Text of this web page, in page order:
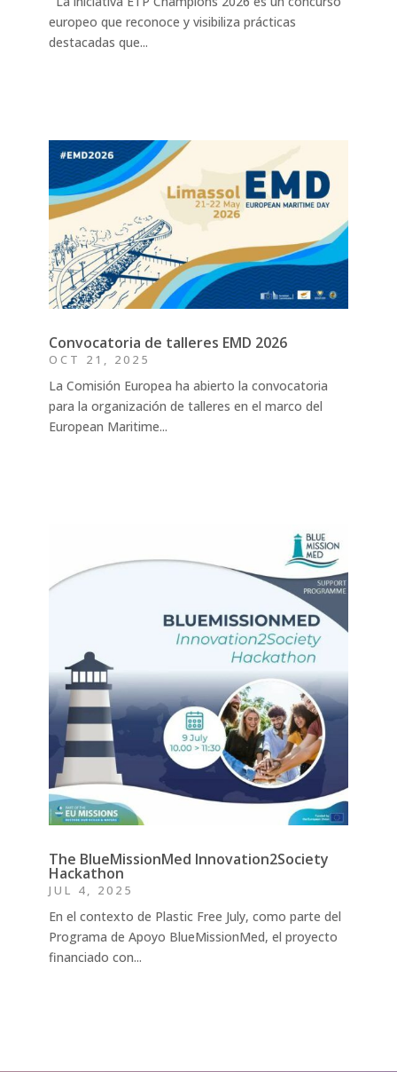
europeo que reconoce y visibiliza prácticas
destacadas que...
Convocatoria de talleres EMD 2026
OCT 21, 2025
La Comisión Europea ha abierto la convocatoria
para la organización de talleres en el marco del
European Maritime...
The BlueMissionMed Innovation2Society
Hackathon
JUL 4, 2025
En el contexto de Plastic Free July, como parte del
Programa de Apoyo BlueMissionMed, el proyecto
financiado con...